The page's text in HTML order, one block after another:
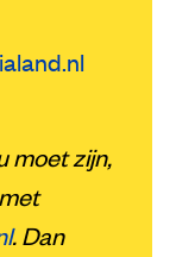
moet zijn,
. Dan